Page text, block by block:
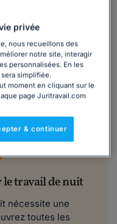
au travail de
vous éviter ces
ont rédigé un
en place le
puis le gérer au
le travail de nuit
nécessite une
toutes les
privée
nous recueillons des
notre site, interagir
personnalisées. En les
simplifiée.
moment en cliquant sur le
page Juritravail.com
& continuer